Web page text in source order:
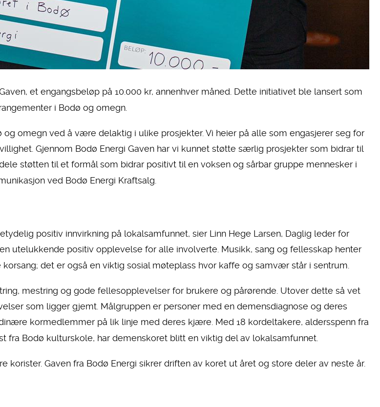
et engangsbeløp på 10.000 kr, annenhver måned. Dette initiativet ble lansert som
i Bodø og omegn.
omegn ved å være delaktig i ulike prosjekter. Vi heier på alle som engasjerer seg for
Gjennom Bodø Energi Gaven har vi kunnet støtte særlig prosjekter som bidrar til
støtten til et formål som bidrar positivt til en voksen og sårbar gruppe mennesker i
ved Bodø Energi Kraftsalg.
positiv innvirkning på lokalsamfunnet, sier Linn Hege Larsen, Daglig leder for
utelukkende positiv opplevelse for alle involverte. Musikk, sang og fellesskap henter
det er også en viktig sosial møteplass hvor kaffe og samvær står i sentrum.
mestring og gode fellesopplevelser for brukere og pårørende. Utover dette så vet
som ligger gjemt. Målgruppen er personer med en demensdiagnose og deres
kormedlemmer på lik linje med deres kjære. Med 18 kordeltakere, aldersspenn fra
fra Bodø kulturskole, har demenskoret blitt en viktig del av lokalsamfunnet.
Gaven fra Bodø Energi sikrer driften av koret ut året og store deler av neste år.